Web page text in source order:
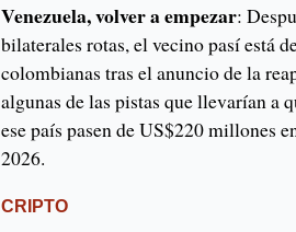
Venezuela, volver a empezar:
bilaterales rotas, el vecino pasí está
colombianas tras el anuncio de la
algunas de las pistas que llevarían a
ese país pasen de US$220 millones
2026.
CRIPTO